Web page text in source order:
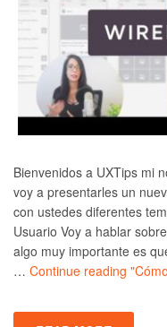
Bienvenidos a UXTips mi
voy a presentarles un
con ustedes diferentes
Usuario Voy a hablar
algo muy importante es
… Continue reading